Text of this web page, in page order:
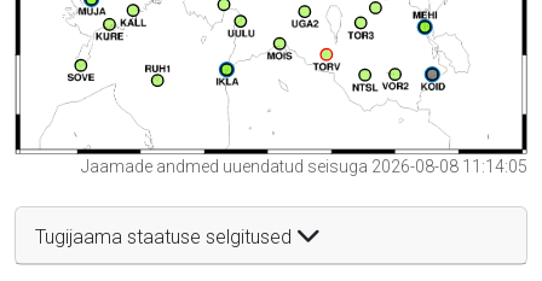
Jaamade andmed uuendatud seisuga 2026-08-08 11:14:05
Tugijaama staatuse selgitused